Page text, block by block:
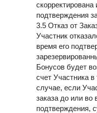
подтверждения
3.5 Отказ от
Участник
время его
Бонусов будет
счет Участника
случае, если
заказа до или во
подтверждения,